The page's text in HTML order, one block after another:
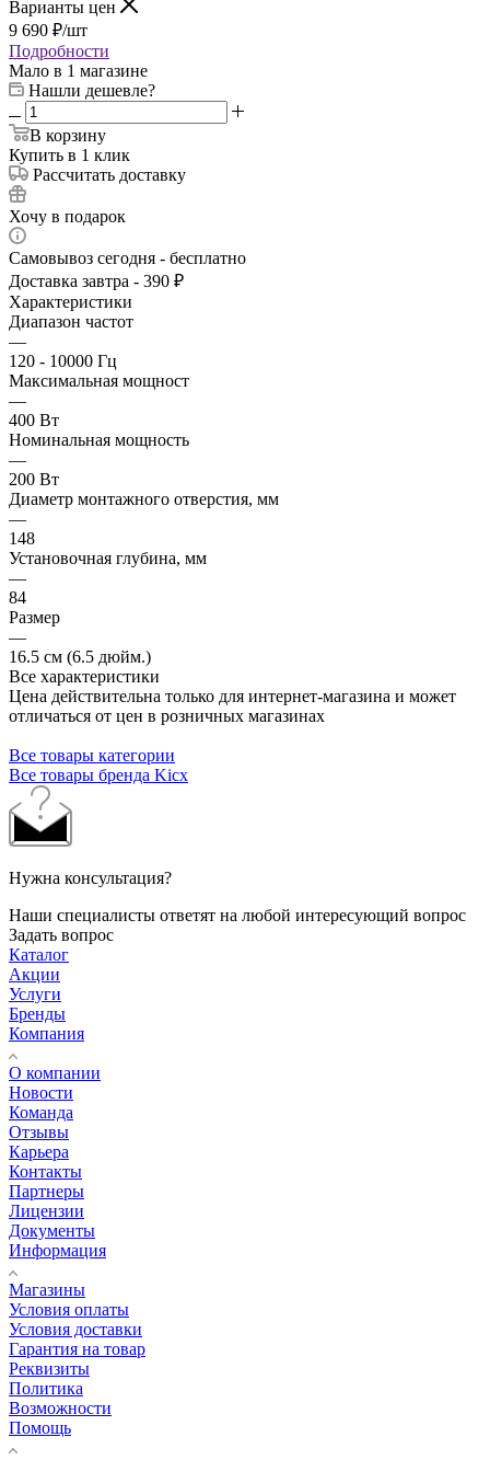
Варианты цен
9 690 ₽/шт
Подробности
Мало в 1 магазине
Нашли дешевле?
В корзину
Купить в 1 клик
Рассчитать доставку
Хочу в подарок
Самовывоз сегодня - бесплатно
Доставка завтра - 390 ₽
Характеристики
Диапазон частот
—
120 - 10000 Гц
Максимальная мощност
—
400 Вт
Номинальная мощность
—
200 Вт
Диаметр монтажного отверстия, мм
—
148
Установочная глубина, мм
—
84
Размер
—
16.5 см (6.5 дюйм.)
Все характеристики
Цена действительна только для интернет-магазина и может
отличаться от цен в розничных магазинах
Все товары категории
Все товары бренда Kicx
Нужна консультация?
Наши специалисты ответят на любой интересующий вопрос
Задать вопрос
Каталог
Акции
Услуги
Бренды
Компания
О компании
Новости
Команда
Отзывы
Карьера
Контакты
Партнеры
Лицензии
Документы
Информация
Магазины
Условия оплаты
Условия доставки
Гарантия на товар
Реквизиты
Политика
Возможности
Помощь